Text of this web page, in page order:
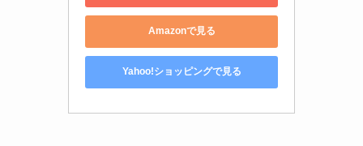
Amazonで見る
Yahoo!ショッピングで見る